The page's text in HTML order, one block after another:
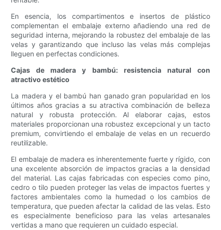
En esencia, los compartimentos e insertos de plástico
complementan el embalaje externo añadiendo una red de
seguridad interna, mejorando la robustez del embalaje de las
velas y garantizando que incluso las velas más complejas
lleguen en perfectas condiciones.
Cajas de madera y bambú: resistencia natural con
atractivo estético
La madera y el bambú han ganado gran popularidad en los
últimos años gracias a su atractiva combinación de belleza
natural y robusta protección. Al elaborar cajas, estos
materiales proporcionan una robustez excepcional y un tacto
premium, convirtiendo el embalaje de velas en un recuerdo
reutilizable.
El embalaje de madera es inherentemente fuerte y rígido, con
una excelente absorción de impactos gracias a la densidad
del material. Las cajas fabricadas con especies como pino,
cedro o tilo pueden proteger las velas de impactos fuertes y
factores ambientales como la humedad o los cambios de
temperatura, que pueden afectar la calidad de las velas. Esto
es especialmente beneficioso para las velas artesanales
vertidas a mano que requieren un cuidado especial.